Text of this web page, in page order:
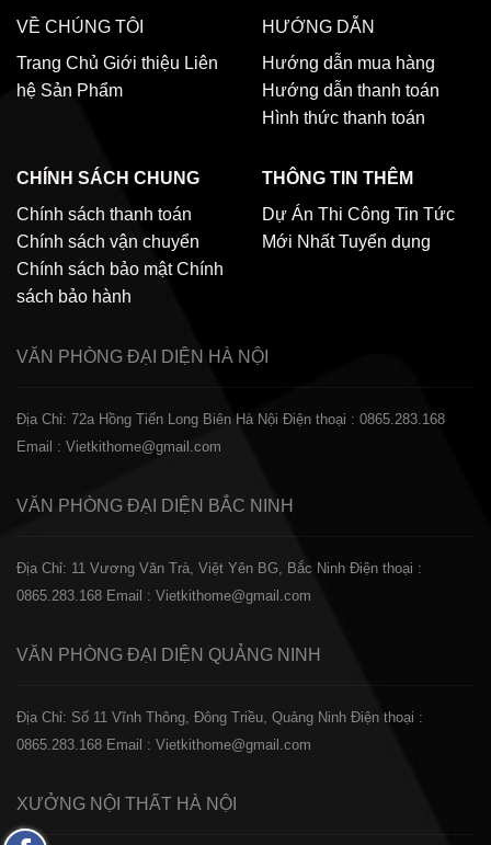
VỀ CHÚNG TÔI
Trang Chủ Giới thiệu Liên
hệ Sản Phẩm
HƯỚNG DẪN
Hướng dẫn mua hàng
Hướng dẫn thanh toán
Hình thức thanh toán
CHÍNH SÁCH CHUNG
Chính sách thanh toán
Chính sách vận chuyển
Chính sách bảo mật Chính
sách bảo hành
THÔNG TIN THÊM
Dự Án Thi Công Tin Tức
Mới Nhất Tuyển dụng
VĂN PHÒNG ĐẠI DIỆN HÀ NỘI
Địa Chỉ: 72a Hồng Tiến Long Biên Hà Nội Điện thoại : 0865.283.168
Email : Vietkithome@gmail.com
VĂN PHÒNG ĐẠI DIỆN BẮC NINH
Địa Chỉ: 11 Vương Văn Trà, Việt Yên BG, Bắc Ninh Điện thoại :
0865.283.168 Email : Vietkithome@gmail.com
VĂN PHÒNG ĐẠI DIỆN QUẢNG NINH
Địa Chỉ: Số 11 Vĩnh Thông, Đông Triều, Quảng Ninh Điện thoại :
0865.283.168 Email : Vietkithome@gmail.com
XƯỞNG NỘI THẤT HÀ NỘI